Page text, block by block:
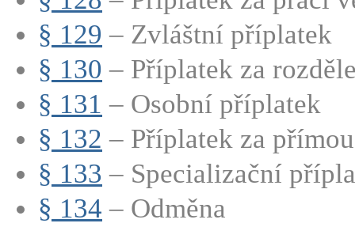
§ 129 – Zvláštní příplatek
§ 130 – Příplatek za
§ 131 – Osobní příplatek
§ 132 – Příplatek za
§ 133 – Specializační
§ 134 – Odměna